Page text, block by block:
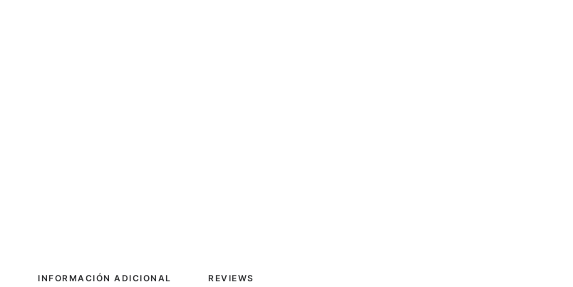
INFORMACIÓN ADICIONAL REVIEWS